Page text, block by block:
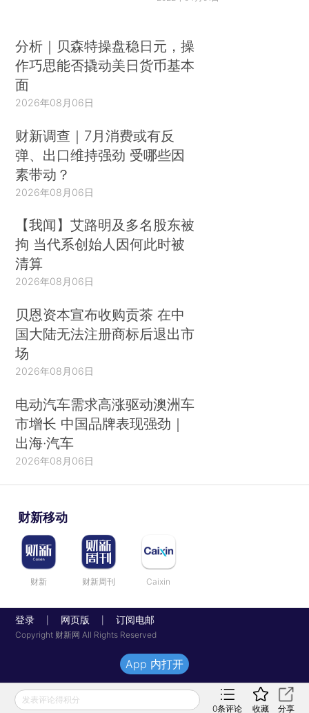
分析｜贝森特操盘稳日元，操
作巧思能否撬动美日货币基本
面
2026年08月06日
财新调查｜7月消费或有反
弹、出口维持强劲 受哪些因
素带动？
2026年08月06日
【我闻】艾路明及多名股东被
拘 当代系创始人因何此时被
清算
2026年08月06日
贝恩资本宣布收购贡茶 在中
国大陆无法注册商标后退出市
场
2026年08月06日
电动汽车需求高涨驱动澳洲车
市增长 中国品牌表现强劲｜
出海·汽车
2026年08月06日
财新移动
财新 财新周刊 Caixin
登录 网页版 订阅电邮
Copyright 财新网 All Rights Reserved
发表评论得积分
0条评论 收藏 分享
App 内打开